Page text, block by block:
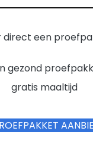
direct een
gezond
gratis maaltijd